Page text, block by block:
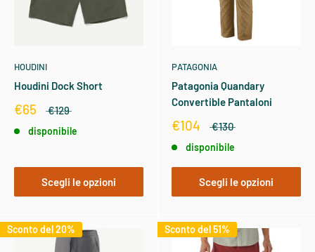
HOUDINI
Houdini Dock Short
€65 €129
disponibile
Scegli le opzioni
PATAGONIA
Patagonia Quandary
Convertible Pantaloni
€104 €130
disponibile
Scegli le opzioni
Sconto del 20% Sconto del 51%